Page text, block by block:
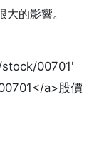
的影響。